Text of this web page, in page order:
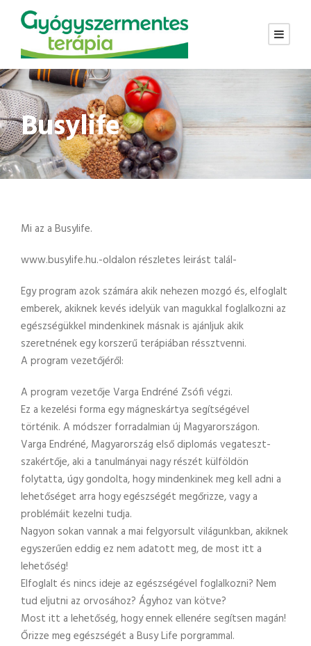
Busylife
Mi az a Busylife.
www.busylife.hu.-oldalon részletes leirást talál-
Egy program azok számára akik nehezen mozgó és, elfoglalt
emberek, akiknek kevés idelyük van magukkal foglalkozni az
egészségükkel mindenkinek másnak is ajánljuk akik
szeretnének egy korszerű terápiában réssztvenni.
A program vezetőjéről:
A program vezetője Varga Endréné Zsófi végzi.
Ez a kezelési forma egy mágneskártya segítségével
történik. A módszer forradalmian új Magyarországon.
Varga Endréné, Magyarország első diplomás vegateszt-
szakértője, aki a tanulmányai nagy részét külföldön
folytatta, úgy gondolta, hogy mindenkinek meg kell adni a
lehetőséget arra hogy egészségét megőrizze, vagy a
problémáit kezelni tudja.
Nagyon sokan vannak a mai felgyorsult világunkban, akiknek
egyszerűen eddig ez nem adatott meg, de most itt a
lehetőség!
Elfoglalt és nincs ideje az egészségével foglalkozni? Nem
tud eljutni az orvosához? Ágyhoz van kötve?
Most itt a lehetőség, hogy ennek ellenére segítsen magán!
Őrizze meg egészségét a Busy Life porgrammal.